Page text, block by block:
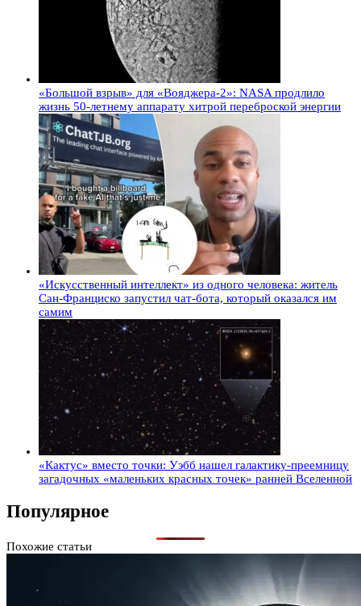
«Большой взрыв» для «Вояджера-2»: NASA продлило
жизнь 50-летнему аппарату хитрой переброской энергии
«Искусственный интеллект» из одного человека: житель
Сан-Франциско запустил чат-бота, который оказался им
самим
«Кактус» вместо точки: Уэбб нашел галактику-преемницу
загадочных «маленьких красных точек» ранней Вселенной
Популярное
Похожие статьи